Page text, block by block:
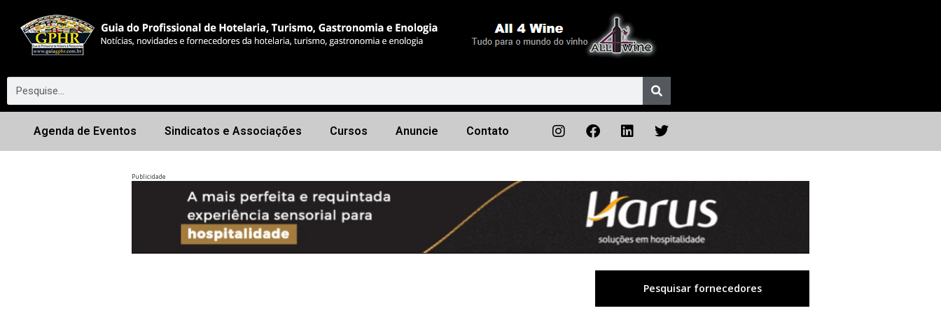
Agenda de Eventos Sindicatos e Associações Cursos Anuncie Contato
Publicidade
Próximo
Pesquisar fornecedores